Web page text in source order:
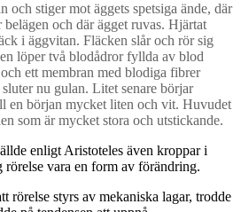
och stiger mot äggets spetsiga ände, där
och där ägget ruvas. Hjärtat
i äggvitan. Fläcken slår och rör sig
löper två blodådror fyllda av blod
ett membran med blodiga fibrer
nu gulan. Litet senare börjar
en början mycket liten och vit. Huvudet
som är mycket stora och utstickande.
enligt Aristoteles även kroppar i
rörelse vara en form av förändring.
rörelse styrs av mekaniska lagar, trodde